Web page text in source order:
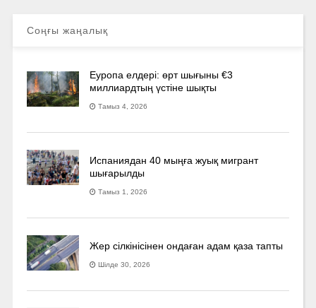
Соңғы жаңалық
Еуропа елдері: өрт шығыны €3
миллиардтың үстіне шықты
Тамыз 4, 2026
Испаниядан 40 мыңға жуық мигрант
шығарылды
Тамыз 1, 2026
Жер сілкінісінен ондаған адам қаза тапты
Шілде 30, 2026